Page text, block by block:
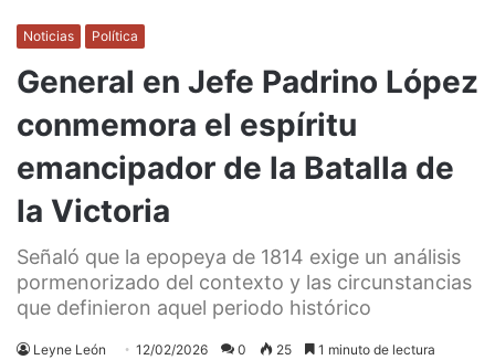
Noticias Política
General en Jefe Padrino López
conmemora el espíritu
emancipador de la Batalla de
la Victoria
Señaló que la epopeya de 1814 exige un análisis
pormenorizado del contexto y las circunstancias
que definieron aquel periodo histórico
Leyne León 12/02/2026 0 25 1 minuto de lectura